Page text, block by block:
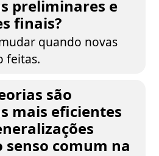
preliminares e
finais?
quando novas
feitas.
são
mais eficientes
senso comum na